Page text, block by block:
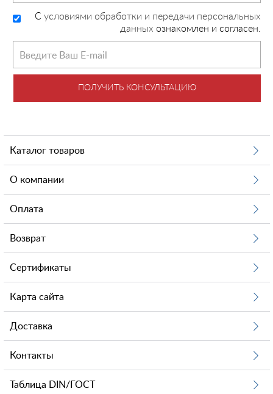
C условиями обработки и передачи персональных
данных ознакомлен и согласен.
ПОЛУЧИТЬ КОНСУЛЬТАЦИЮ
Каталог товаров
О компании
Оплата
Возврат
Сертификаты
Карта сайта
Доставка
Контакты
Таблица DIN/ГОСТ